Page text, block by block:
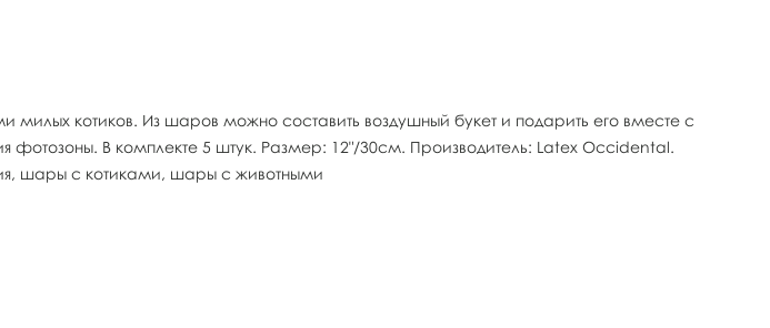
котиков. Из шаров можно составить воздушный букет и подарить его вместе с
фотозоны. В комплекте 5 штук. Размер: 12"/30см. Производитель: Latex Occidental.
шары с котиками, шары с животными